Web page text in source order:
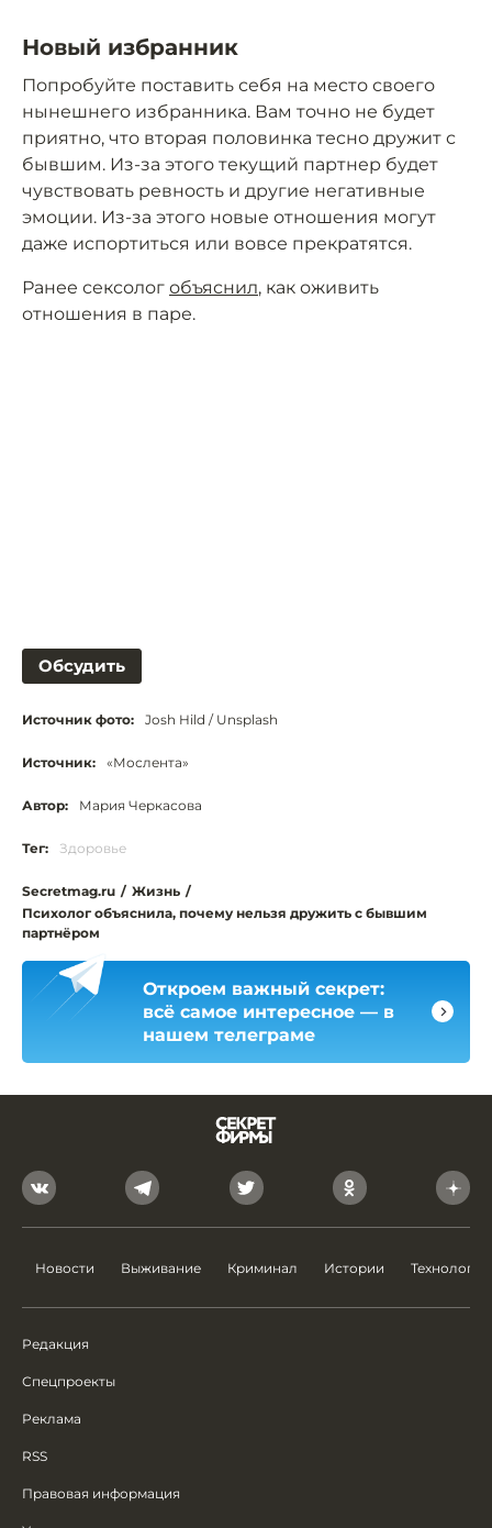
Новый избранник
Попробуйте поставить себя на место своего
нынешнего избранника. Вам точно не будет
приятно, что вторая половинка тесно дружит с
бывшим. Из-за этого текущий партнер будет
чувствовать ревность и другие негативные
эмоции. Из-за этого новые отношения могут
даже испортиться или вовсе прекратятся.
Ранее сексолог объяснил, как оживить
отношения в паре.
Обсудить
Источник фото: Josh Hild / Unsplash
Источник: «Мослента»
Автор: Мария Черкасова
Тег: Здоровье
Secretmag.ru / Жизнь /
Психолог объяснила, почему нельзя дружить с бывшим
партнёром
Откроем важный секрет:
всё самое интересное — в
нашем телеграме
Новости Выживание Криминал Истории Технологии
Редакция
Спецпроекты
Реклама
RSS
Правовая информация